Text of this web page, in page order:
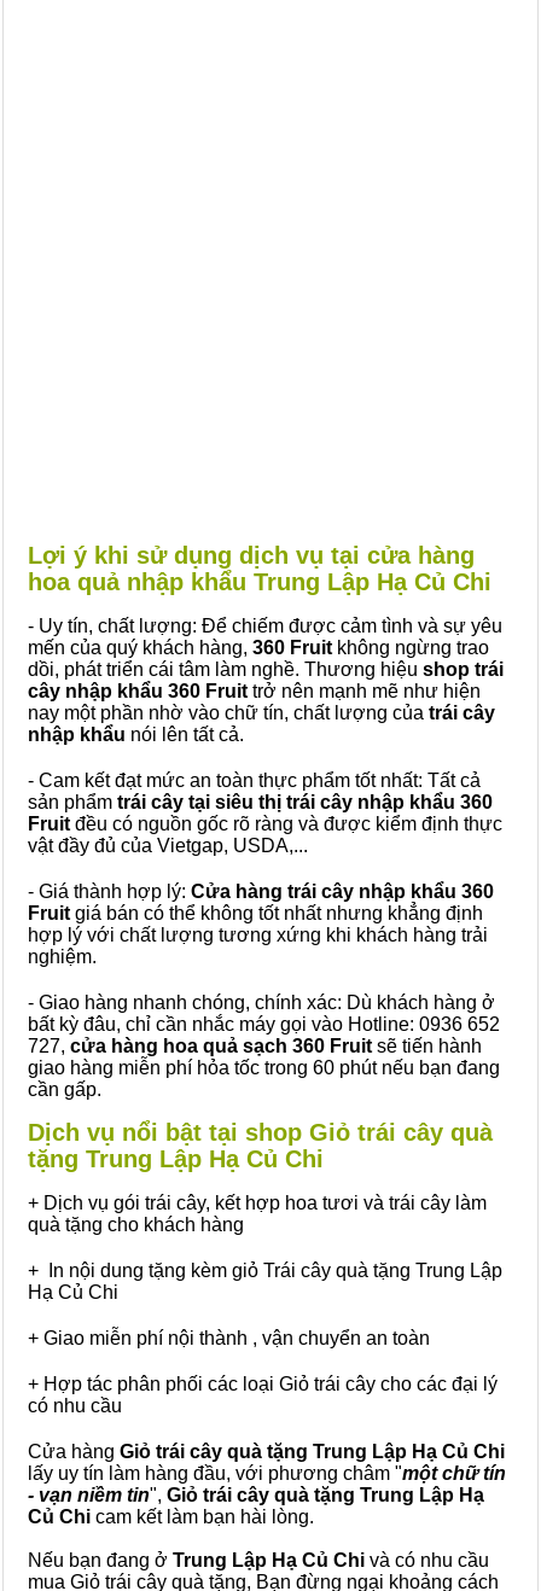
Lợi ý khi sử dụng dịch vụ tại cửa hàng
hoa quả nhập khẩu Trung Lập Hạ Củ Chi
- Uy tín, chất lượng: Để chiếm được cảm tình và sự yêu
mến của quý khách hàng, 360 Fruit không ngừng trao
dồi, phát triển cái tâm làm nghề. Thương hiệu shop trái
cây nhập khẩu 360 Fruit trở nên mạnh mẽ như hiện
nay một phần nhờ vào chữ tín, chất lượng của trái cây
nhập khẩu nói lên tất cả.
- Cam kết đạt mức an toàn thực phẩm tốt nhất: Tất cả
sản phẩm trái cây tại siêu thị trái cây nhập khẩu 360
Fruit đều có nguồn gốc rõ ràng và được kiểm định thực
vật đầy đủ của Vietgap, USDA,...
- Giá thành hợp lý: Cửa hàng trái cây nhập khẩu 360
Fruit giá bán có thể không tốt nhất nhưng khẳng định
hợp lý với chất lượng tương xứng khi khách hàng trải
nghiệm.
- Giao hàng nhanh chóng, chính xác: Dù khách hàng ở
bất kỳ đâu, chỉ cần nhắc máy gọi vào Hotline: 0936 652
727, cửa hàng hoa quả sạch 360 Fruit sẽ tiến hành
giao hàng miễn phí hỏa tốc trong 60 phút nếu bạn đang
cần gấp.
Dịch vụ nổi bật tại shop Giỏ trái cây quà
tặng Trung Lập Hạ Củ Chi
+ Dịch vụ gói trái cây, kết hợp hoa tươi và trái cây làm
quà tặng cho khách hàng
+ In nội dung tặng kèm giỏ Trái cây quà tặng Trung Lập
Hạ Củ Chi
+ Giao miễn phí nội thành , vận chuyển an toàn
+ Hợp tác phân phối các loại Giỏ trái cây cho các đại lý
có nhu cầu
Cửa hàng Giỏ trái cây quà tặng Trung Lập Hạ Củ Chi
lấy uy tín làm hàng đầu, với phương châm "một chữ tín
- vạn niềm tin", Giỏ trái cây quà tặng Trung Lập Hạ
Củ Chi cam kết làm bạn hài lòng.
Nếu bạn đang ở Trung Lập Hạ Củ Chi và có nhu cầu
mua Giỏ trái cây quà tặng, Bạn đừng ngại khoảng cách